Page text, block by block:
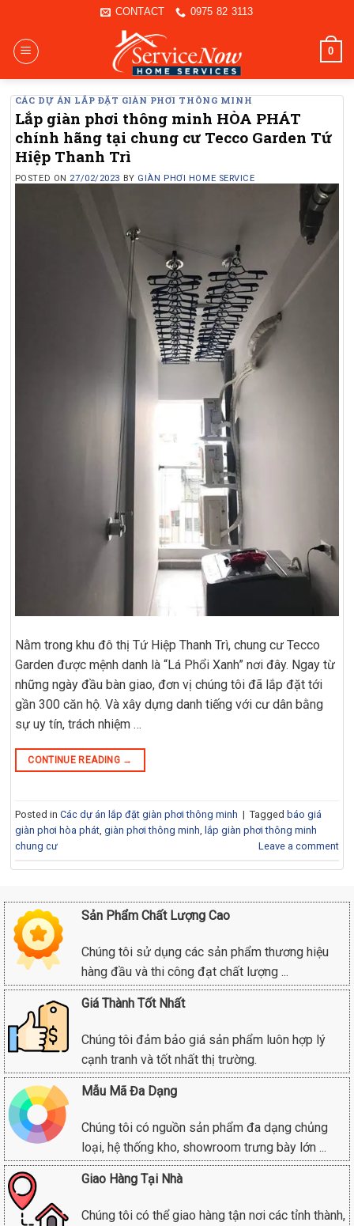
content
CONTACT 0975 82 3113
0
CÁC DỰ ÁN LẮP ĐẶT GIÀN PHƠI THÔNG MINH
Lắp giàn phơi thông minh HÒA PHÁT
chính hãng tại chung cư Tecco Garden Tứ
Hiệp Thanh Trì
POSTED ON 27/02/2023 BY GIÀN PHƠI HOME SERVICE
Nằm trong khu đô thị Tứ Hiệp Thanh Trì, chung cư Tecco
Garden được mệnh danh là “Lá Phổi Xanh” nơi đây. Ngay từ
những ngày đầu bàn giao, đơn vị chúng tôi đã lắp đặt tới
gần 300 căn hộ. Và xây dựng danh tiếng với cư dân bằng
sự uy tín, trách nhiệm …
CONTINUE READING →
Posted in Các dự án lắp đặt giàn phơi thông minh | Tagged báo giá
giàn phơi hòa phát, giàn phơi thông minh
lắp giàn phơi thông minh
chung cư
Leave a comment
Sản Phẩm Chất Lượng Cao
Chúng tôi sử dụng các sản phẩm thương hiệu
hàng đầu và thi công đạt chất lượng ...
Giá Thành Tốt Nhất
Chúng tôi đảm bảo giá sản phẩm luôn hợp lý
cạnh tranh và tốt nhất thị trường.
Mẫu Mã Đa Dạng
Chúng tôi có nguồn sản phẩm đa dạng chủng
loại, hệ thống kho, showroom trưng bày lớn ...
Giao Hàng Tại Nhà
Chúng tôi có thể giao hàng tận nơi các tỉnh thành,